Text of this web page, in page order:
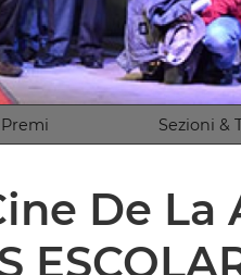
Sezioni &
De La